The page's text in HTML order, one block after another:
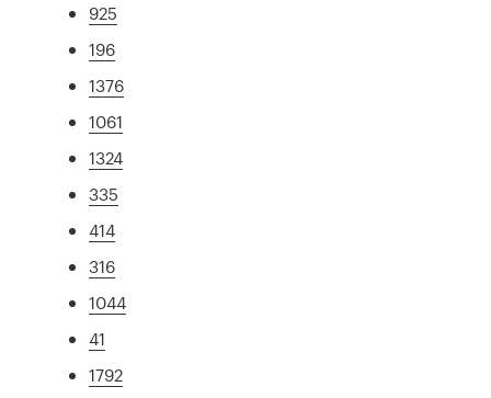
925
196
1376
1061
1324
335
414
316
1044
41
1792